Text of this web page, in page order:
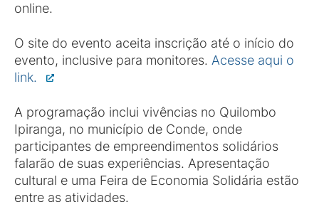
online.
O site do evento aceita inscrição até o início do
evento, inclusive para monitores. Acesse aqui o
link.
A programação inclui vivências no Quilombo
Ipiranga, no município de Conde, onde
participantes de empreendimentos solidários
falarão de suas experiências. Apresentação
cultural e uma Feira de Economia Solidária estão
entre as atividades.